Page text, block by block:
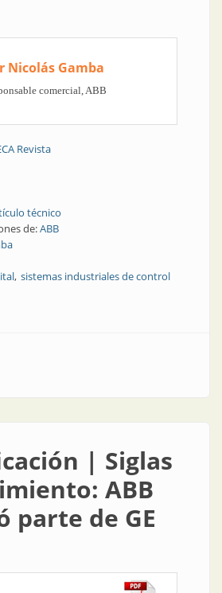
Nicolás Gamba
comercial, ABB
Revista
técnico
de:ABB
sistemas industriales de control
industriales de control en la era digital
| Siglas
ABB
parte de GE